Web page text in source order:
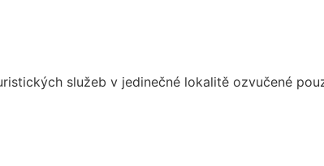
služeb v jedinečné lokalitě ozvučené